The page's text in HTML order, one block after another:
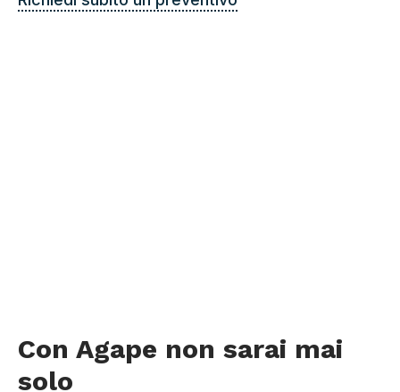
Con Agape non sarai mai
solo